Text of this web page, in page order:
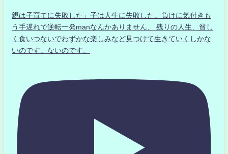
親は子育てに失敗した」子は人生に失敗した。負けに気付きも
う手遅れで逆転一発manなんかありません、 残りの人生、貧し
く食いつないでわずかな楽しみなど見つけて生きていくしかな
いのです。ないのです。